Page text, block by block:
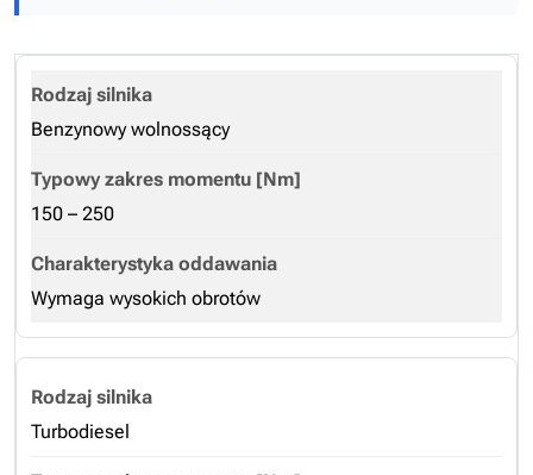
Benzynowy wolnossący
150 – 250
Wymaga wysokich obrotów
Turbodiesel